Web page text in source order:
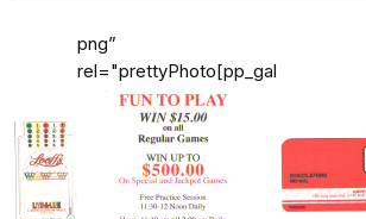
png”
rel="prettyPhoto[pp_gal